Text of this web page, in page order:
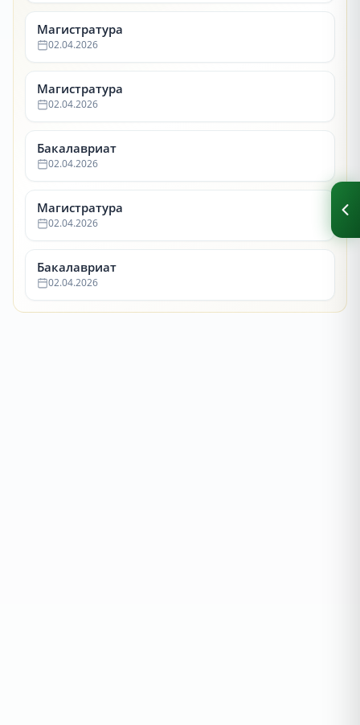
Магистратура
02.04.2026
Магистратура
02.04.2026
Бакалавриат
02.04.2026
Магистратура
02.04.2026
Бакалавриат
02.04.2026